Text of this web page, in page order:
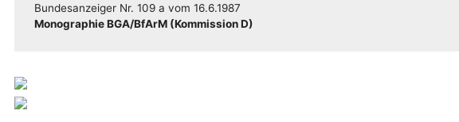
Bun­des­an­zei­ger Nr. 109 a vom 16.6.1987
Mono­gra­phie BGA/​​BfArM (Kom­mis­si­on D)